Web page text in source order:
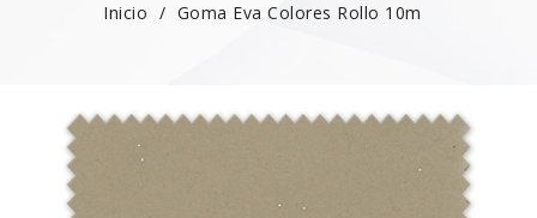
Inicio Goma Eva Colores Rollo 10m